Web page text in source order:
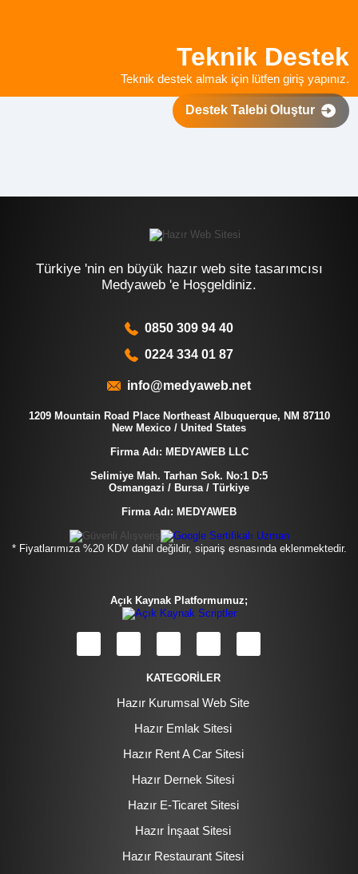
Teknik Destek
Teknik destek almak için lütfen giriş yapınız.
Destek Talebi Oluştur
Türkiye 'nin en büyük hazır web site tasarımcısı
Medyaweb 'e Hoşgeldiniz.
0850 309 94 40
0224 334 01 87
info@medyaweb.net
1209 Mountain Road Place Northeast Albuquerque, NM 87110
New Mexico / United States
Firma Adı: MEDYAWEB LLC
Selimiye Mah. Tarhan Sok. No:1 D:5
Osmangazi / Bursa / Türkiye
Firma Adı: MEDYAWEB
* Fiyatlarımıza %20 KDV dahil değildir, sipariş esnasında eklenmektedir.
Açık Kaynak Platformumuz;
KATEGORİLER
Hazır Kurumsal Web Site
Hazır Emlak Sitesi
Hazır Rent A Car Sitesi
Hazır Dernek Sitesi
Hazır E-Ticaret Sitesi
Hazır İnşaat Sitesi
Hazır Restaurant Sitesi